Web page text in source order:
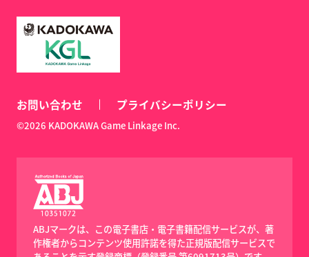
お問い合わせ プライバシーポリシー
©2026 KADOKAWA Game Linkage Inc.
ABJマークは、この電子書店・電子書籍配信サービスが、著
作権者からコンテンツ使用許諾を得た正規版配信サービスで